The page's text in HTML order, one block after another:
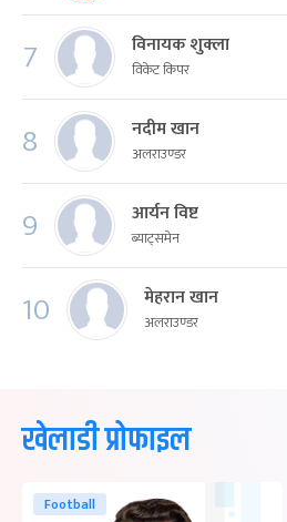
7 विनायक शुक्ला
विकेट किपर
8 नदीम खान
अलराउण्डर
9 आर्यन विष्ट
ब्याट्समेन
10 मेहरान खान
अलराउण्डर
खेलाडी प्रोफाइल
Football